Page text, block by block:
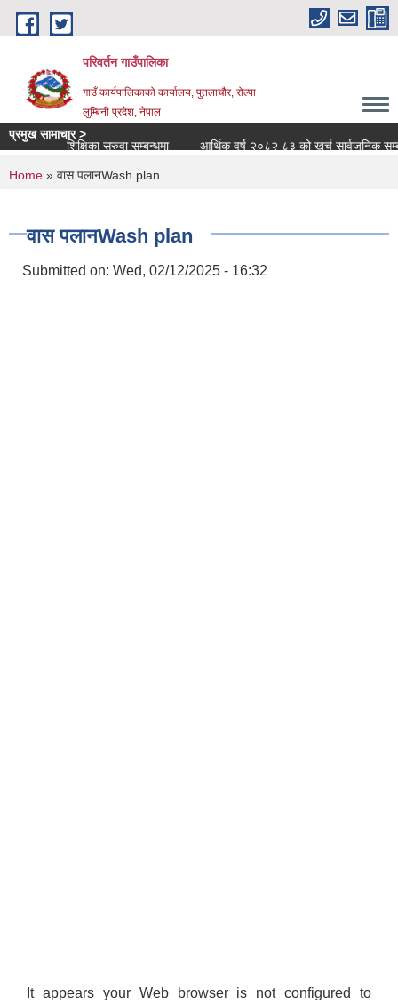
Skip to main content
परिवर्तन गाउँपालिका
गाउँ कार्यपालिकाको कार्यालय, पुतलाचौर, रोल्पा
लुम्बिनी प्रदेश, नेपाल
प्रमुख सामाचार >
शिक्षक/शिक्षिका सरुवा सम्बन्धमा
आर्थिक वर्ष २०८२ ८३ को खर्च सार्वजनिक सम्बन्धी
You are here
Home » वास पलानWash plan
वास पलानWash plan
Submitted on: Wed, 02/12/2025 - 16:32
It appears your Web browser is not configured to